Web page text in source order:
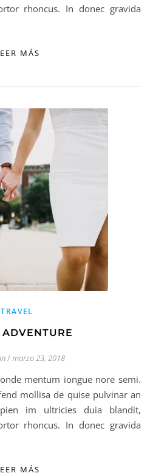
rhoncus. In donec gravida
MÁS
TRAVEL
ADVENTURE
/marzo 23, 2018
mollisa de quise pulvinar an
im ultricies duia blandit,
rhoncus. In donec gravida
MÁS